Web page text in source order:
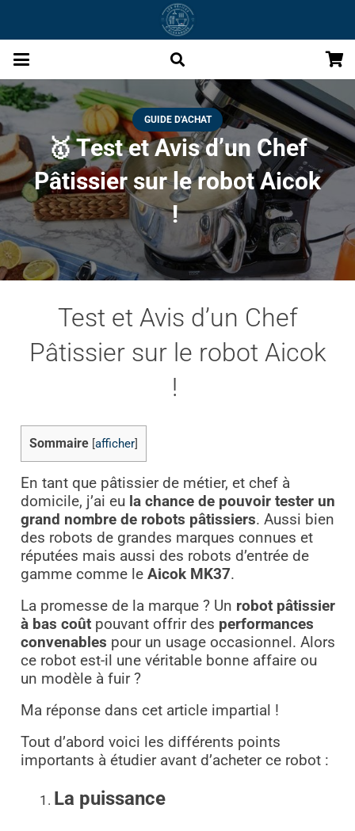
GUIDE D'ACHAT
🥇 Test et Avis d’un Chef
Pâtissier sur le robot Aicok
!
Test et Avis d’un Chef
Pâtissier sur le robot Aicok
!
Sommaire afficher]
En tant que pâtissier de métier, et chef à
domicile, j’ai eu la chance de pouvoir tester un
grand nombre de robots pâtissiers. Aussi bien
des robots de grandes marques connues et
réputées mais aussi des robots d’entrée de
gamme comme le Aicok MK37.
La promesse de la marque ? Un robot pâtissier
à bas coûtpouvant offrir des performances
convenables pour un usage occasionnel. Alors
ce robot est-il une véritable bonne affaire ou
un modèle à fuir ?
Ma réponse dans cet article impartial !
Tout d’abord voici les différents points
importants à étudier avant d’acheter ce robot :
La puissance